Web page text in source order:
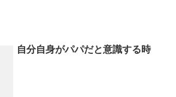
自分自身がパパだと意識する時